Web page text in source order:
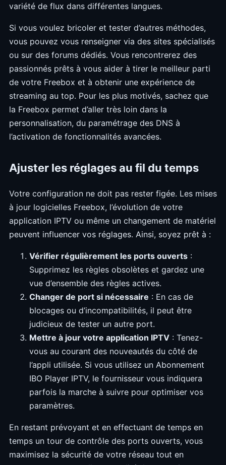
variété de flux dans différentes langues.
Si vous voulez bricoler et tester d’autres méthodes,
vous pouvez vous renseigner via des sites spécialisés
ou sur des forums dédiés. Vous rencontrerez des
passionnés prêts à vous aider à tirer le meilleur parti
de votre Freebox et à obtenir une expérience de
streaming au top. Pour les plus motivés, sachez que
la Freebox permet d’aller très loin dans la
personnalisation, du paramétrage des DNS à
l’activation de fonctionnalités avancées.
Ajuster les réglages au fil du temps
Votre configuration ne doit pas rester figée. Les mises
à jour logicielles Freebox, l’évolution de votre
application IPTV ou même un changement de matériel
peuvent influencer vos réglages. Ainsi, soyez prêt à :
Vérifier régulièrement les ports ouverts :
Supprimez les règles obsolètes et gardez une
vue d’ensemble des règles actives.
Changer de port si nécessaire : En cas de
blocages ou d’incompatibilités, il peut être
judicieux de tester un autre port.
Mettre à jour votre application IPTV : Tenez-
vous au courant des nouveautés du côté de
l’appli utilisée. Si vous utilisez un Abonnement
IBO Player IPTV, le fournisseur vous indiquera
parfois la marche à suivre pour optimiser vos
paramètres.
En restant prévoyant et en effectuant de temps en
temps un tour de contrôle des ports ouverts, vous
maximisez la sécurité de votre réseau tout en